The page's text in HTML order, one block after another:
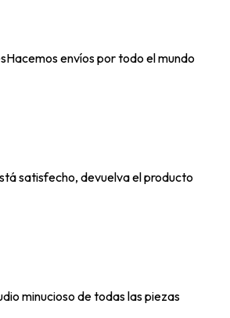
Hacemos envíos por todo el mundo
satisfecho, devuelva el producto
minucioso de todas las piezas